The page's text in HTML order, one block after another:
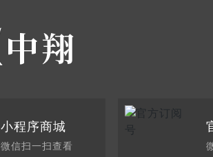
小程序商城
微信扫一扫查看